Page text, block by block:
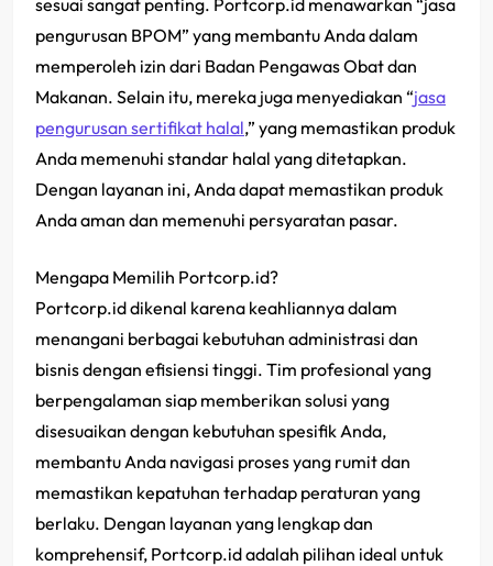
sesuai sangat penting. Portcorp.id menawarkan “jasa
pengurusan BPOM” yang membantu Anda dalam
memperoleh izin dari Badan Pengawas Obat dan
Makanan. Selain itu, mereka juga menyediakan “jasa
pengurusan sertifikat halal,” yang memastikan produk
Anda memenuhi standar halal yang ditetapkan.
Dengan layanan ini, Anda dapat memastikan produk
Anda aman dan memenuhi persyaratan pasar.
Mengapa Memilih Portcorp.id?
Portcorp.id dikenal karena keahliannya dalam
menangani berbagai kebutuhan administrasi dan
bisnis dengan efisiensi tinggi. Tim profesional yang
berpengalaman siap memberikan solusi yang
disesuaikan dengan kebutuhan spesifik Anda,
membantu Anda navigasi proses yang rumit dan
memastikan kepatuhan terhadap peraturan yang
berlaku. Dengan layanan yang lengkap dan
komprehensif, Portcorp.id adalah pilihan ideal untuk